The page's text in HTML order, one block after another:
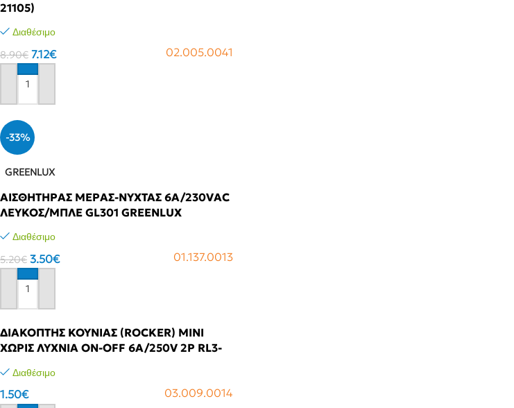
21105)
Διαθέσιμο
8.90€ 7.12€ 02.005.0041
Αγόρασε το
-33%
GREENLUX
ΑΙΣΘΗΤΗΡΑΣ ΜΕΡΑΣ-ΝΥΧΤΑΣ 6A/230VAC
ΛΕΥΚΟΣ/ΜΠΛΕ GL301 GREENLUX
Διαθέσιμο
5.20€ 3.50€ 01.137.0013
Αγόρασε το
ΔΙΑΚΟΠΤΗΣ ΚΟΥΝΙΑΣ (ROCKER) MINI
ΧΩΡΙΣ ΛΥΧΝΙΑ ON-OFF 6A/250V 2P RL3-
Διαθέσιμο
1.50€ 03.009.0014